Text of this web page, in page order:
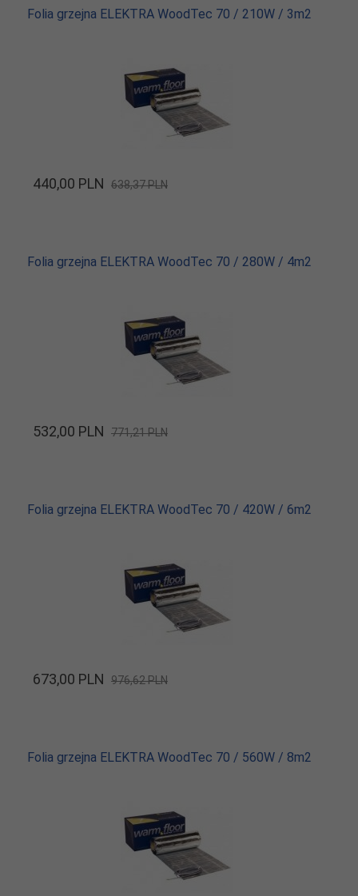
Folia grzejna ELEKTRA WoodTec 70 / 210W / 3m2
440,00 PLN 638,37 PLN
Folia grzejna ELEKTRA WoodTec 70 / 280W / 4m2
532,00 PLN 771,21 PLN
Folia grzejna ELEKTRA WoodTec 70 / 420W / 6m2
673,00 PLN 976,62 PLN
Folia grzejna ELEKTRA WoodTec 70 / 560W / 8m2